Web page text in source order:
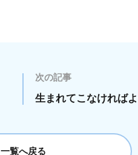
次の記事
生まれてこなければ
一覧へ戻る